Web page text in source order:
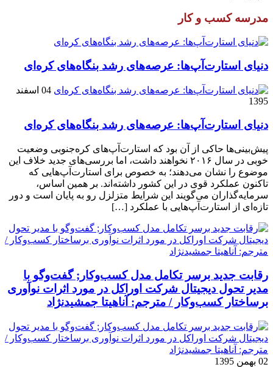
مدرسه کسب و کار
دنیای استارت‌آپ‌ها: عرصه‌های رشد بنگاه‌های کره‌ای‌
04 اسفند
1395
دنیای استارت‌آپ‌ها: عرصه‌های رشد بنگاه‌های کره‌ای‌
پیش‌بینی‌ها حاکی از آن بود که استارت‌آپ‌های کره‌جنوبی وضعیت
خوبی در سال ۲۰۱۶ نخواهند داشت، اما بررسی‌های جدید خلاف این
موضوع را نشان می‌دهند؛ به خصوص برای استارت‌آپ‌هایی که
تاکنون عملکرد قوی در این کشور داشته‌اند. بر همین اساس،
سرمایه‌گذاران می‌گویند این شرایط متزلزل رو به پایان است و دور
تازه‌ای از استارت‌آپ‌هایی با عملکرد […]
رقابت جدید برسر تکامل مدل کسب‌و‌کار; گفت‌وگو با
مدیر تحول دیجیتال شرکت اوراکل در مورد اثرات نوآوری
برساختار کسب‌وکار / مترجم: آناهیتا جمشیدنژاد
02 بهمن 1395